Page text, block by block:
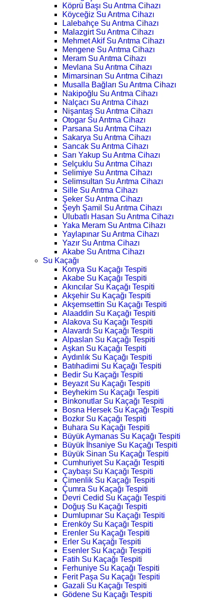
Köprü Başı Su Arıtma Cihazı
Köyceğiz Su Arıtma Cihazı
Lalebahçe Su Arıtma Cihazı
Malazgirt Su Arıtma Cihazı
Mehmet Akif Su Arıtma Cihazı
Mengene Su Arıtma Cihazı
Meram Su Arıtma Cihazı
Mevlana Su Arıtma Cihazı
Mimarsinan Su Arıtma Cihazı
Musalla Bağları Su Arıtma Cihazı
Nakipoğlu Su Arıtma Cihazı
Nalçacı Su Arıtma Cihazı
Nişantaş Su Arıtma Cihazı
Otogar Su Arıtma Cihazı
Parsana Su Arıtma Cihazı
Sakarya Su Arıtma Cihazı
Sancak Su Arıtma Cihazı
Sarı Yakup Su Arıtma Cihazı
Selçuklu Su Arıtma Cihazı
Selimiye Su Arıtma Cihazı
Selimsultan Su Arıtma Cihazı
Sille Su Arıtma Cihazı
Şeker Su Arıtma Cihazı
Şeyh Şamil Su Arıtma Cihazı
Ulubatlı Hasan Su Arıtma Cihazı
Yaka Meram Su Arıtma Cihazı
Yaylapınar Su Arıtma Cihazı
Yazır Su Arıtma Cihazı
Akabe Su Arıtma Cihazı
Su Kaçağı
Konya Su Kaçağı Tespiti
Akabe Su Kaçağı Tespiti
Akıncılar Su Kaçağı Tespiti
Akşehir Su Kaçağı Tespiti
Akşemsettin Su Kaçağı Tespiti
Alaaddin Su Kaçağı Tespiti
Alakova Su Kaçağı Tespiti
Alavardı Su Kaçağı Tespiti
Alpaslan Su Kaçağı Tespiti
Aşkan Su Kaçağı Tespiti
Aydınlık Su Kaçağı Tespiti
Batıhadimi Su Kaçağı Tespiti
Bedir Su Kaçağı Tespiti
Beyazıt Su Kaçağı Tespiti
Beyhekim Su Kaçağı Tespiti
Binkonutlar Su Kaçağı Tespiti
Bosna Hersek Su Kaçağı Tespiti
Bozkır Su Kaçağı Tespiti
Buhara Su Kaçağı Tespiti
Büyük Aymanas Su Kaçağı Tespiti
Büyük İhsaniye Su Kaçağı Tespiti
Büyük Sinan Su Kaçağı Tespiti
Cumhuriyet Su Kaçağı Tespiti
Çaybaşı Su Kaçağı Tespiti
Çimenlik Su Kaçağı Tespiti
Çumra Su Kaçağı Tespiti
Devri Cedid Su Kaçağı Tespiti
Doğuş Su Kaçağı Tespiti
Dumlupınar Su Kaçağı Tespiti
Erenköy Su Kaçağı Tespiti
Erenler Su Kaçağı Tespiti
Erler Su Kaçağı Tespiti
Esenler Su Kaçağı Tespiti
Fatih Su Kaçağı Tespiti
Ferhuniye Su Kaçağı Tespiti
Ferit Paşa Su Kaçağı Tespiti
Gazali Su Kaçağı Tespiti
Gödene Su Kaçağı Tespiti